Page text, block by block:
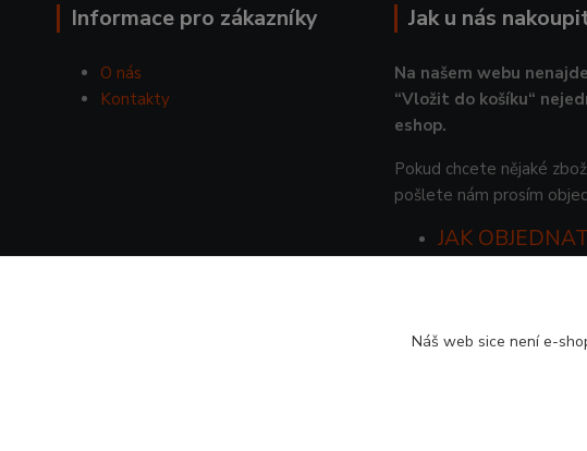
Informace pro zákazníky
O nás
Kontakty
Jak u nás
Na našem webu
“Vložit do košíku“
eshop.
Pokud chcete nějaké
pošlete nám prosím
JAK OBJEDNAT
Náš web sice není e-